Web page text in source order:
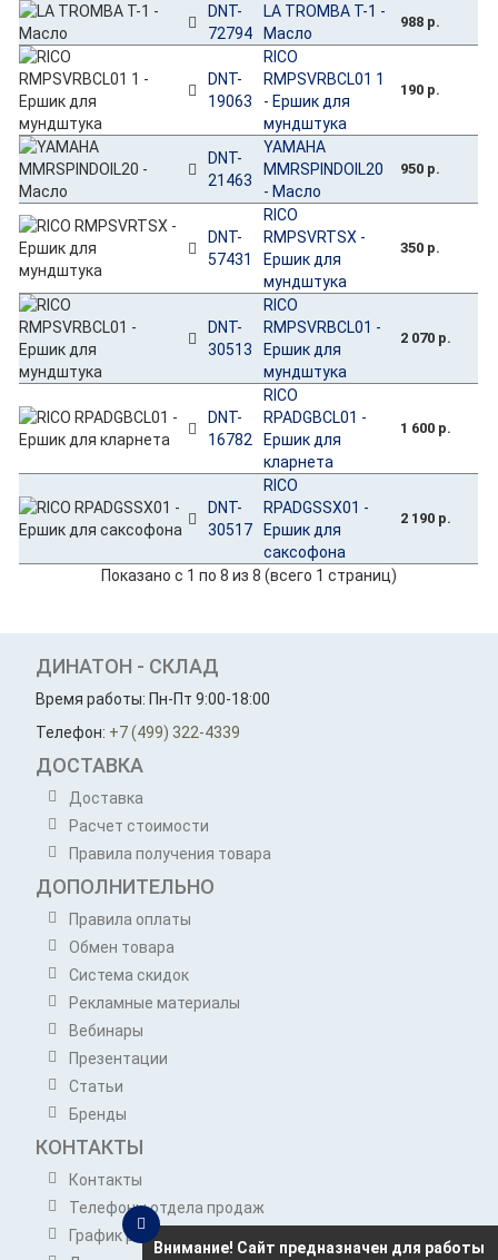
DNT-
72794
LA TROMBA T-1 -
Масло
988 р.
DNT-
19063
RICO
RMPSVRBCL01 1
- Ершик для
мундштука
190 р.
DNT-
21463
YAMAHA
MMRSPINDOIL20
- Масло
950 р.
DNT-
57431
RICO
RMPSVRTSX -
Ершик для
мундштука
350 р.
DNT-
30513
RICO
RMPSVRBCL01 -
Ершик для
мундштука
2 070 р.
DNT-
16782
RICO
RPADGBCL01 -
Ершик для
кларнета
1 600 р.
DNT-
30517
RICO
RPADGSSX01 -
Ершик для
саксофона
2 190 р.
Показано с 1 по 8 из 8 (всего 1 страниц)
ДИНАТОН - СКЛАД
Время работы: Пн-Пт 9:00-18:00
Телефон: +7 (499) 322-4339
ДОСТАВКА
Доставка
Расчет стоимости
Правила получения товара
ДОПОЛНИТЕЛЬНО
Правила оплаты
Обмен товара
Система скидок
Рекламные материалы
Вебинары
Презентации
Статьи
Бренды
КОНТАКТЫ
Контакты
Телефоны отдела продаж
График работы отдела продаж
Внимание! Сайт предназначен для работы